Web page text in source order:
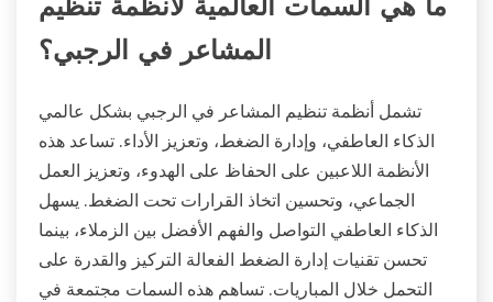
ما هي السمات العالمية لأنظمة تنظيم
المشاعر في الرجبي؟
تشمل أنظمة تنظيم المشاعر في الرجبي بشكل عالمي
الذكاء العاطفي، وإدارة الضغط، وتعزيز الأداء. تساعد هذه
الأنظمة اللاعبين على الحفاظ على الهدوء، وتعزيز العمل
الجماعي، وتحسين اتخاذ القرارات تحت الضغط. يسهل
الذكاء العاطفي التواصل والفهم الأفضل بين الزملاء، بينما
تحسن تقنيات إدارة الضغط الفعالة التركيز والقدرة على
التحمل خلال المباريات. تساهم هذه السمات مجتمعة في